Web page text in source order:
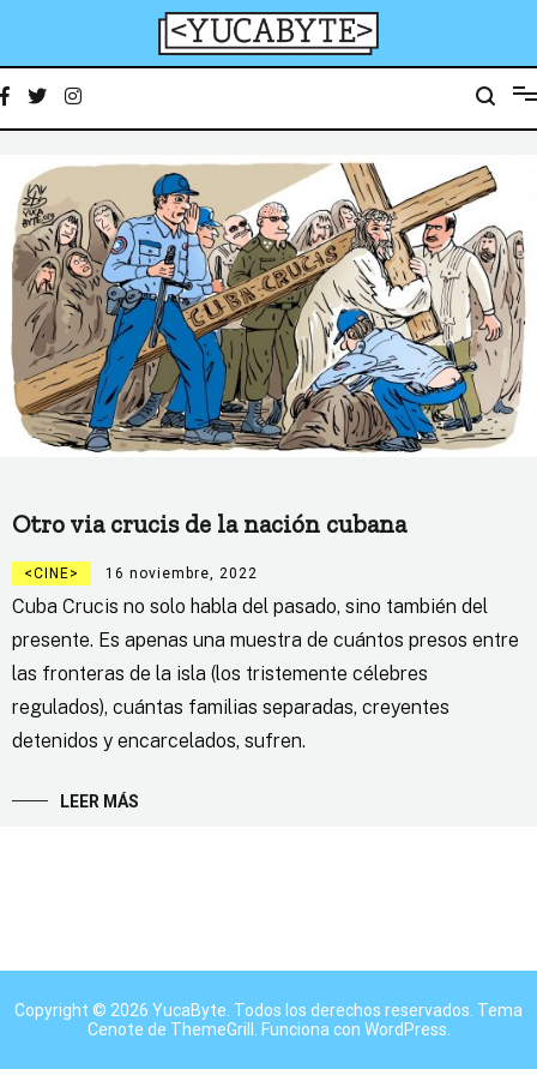
YucaByte
Otro via crucis de la nación cubana
CINE 16 noviembre, 2022
Cuba Crucis no solo habla del pasado, sino también del
presente. Es apenas una muestra de cuántos presos entre
las fronteras de la isla (los tristemente célebres
regulados), cuántas familias separadas, creyentes
detenidos y encarcelados, sufren.
LEER MÁS
Copyright © 2026 YucaByte . Todos los derechos reservados. Tema
Cenote de ThemeGrill. Funciona con WordPress